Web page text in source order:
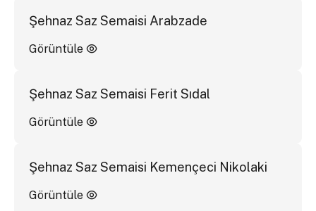
Şehnaz Saz Semaisi Arabzade
Görüntüle
Şehnaz Saz Semaisi Ferit Sıdal
Görüntüle
Şehnaz Saz Semaisi Kemençeci Nikolaki
Görüntüle